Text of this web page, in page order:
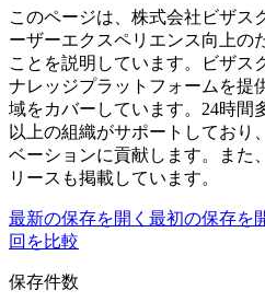
このページは、株式会社ビザス
ーザーエクスペリエンス向上の
ことを説明しています。ビザス
ナレッジプラットフォームを提
域をカバーしています。24時間
以上の組織がサポートしており
ベーションに貢献します。また
リースも掲載しています。
最新の保存を開く 最初の保存を
回を比較
保存件数